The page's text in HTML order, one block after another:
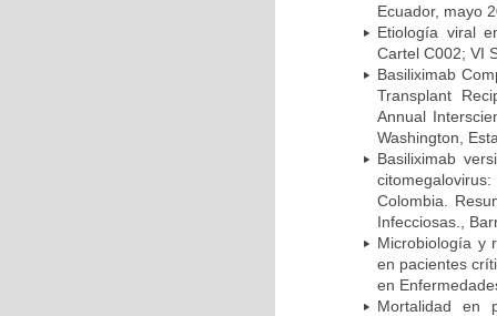
Ecuador, mayo
Etiología viral
Cartel C002; VI
Basiliximab
Transplant
Annual
Washington,
Basiliximab
Colombia.
Infecciosas.,
Microbiología y
en pacientes
en
Mortalidad en